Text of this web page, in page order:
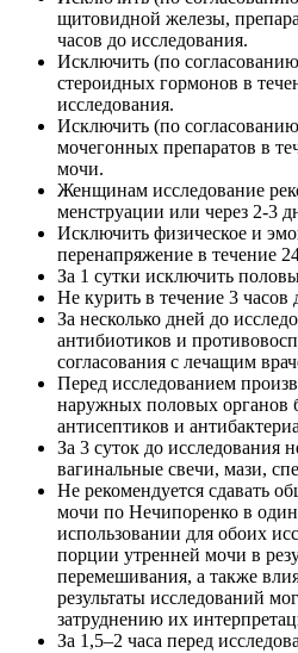
щитовидной железы,
часов до исследования.
Исключить (по
стероидных гормонов в
исследования.
Исключить (по
мочегонных препаратов в
мочи.
Женщинам исследование
менструации или через 2-3
Исключить физическое и
перенапряжение в течение
За 1 сутки исключить
Не курить в течение 3 часов
За несколько дней до
антибиотиков и
согласования с лечащим
Перед исследованием
наружных половых органов
антисептиков и
За 3 суток до исследования
вагинальные свечи, мази,
Не рекомендуется сдавать
мочи по Нечипоренко в
использовании для обоих
порции утренней мочи в
перемешивания, а также
результаты исследований
затруднению их
За 1,5–2 часа перед